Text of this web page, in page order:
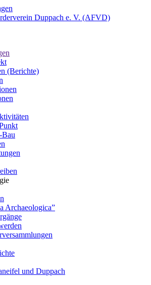
(Berichte)
Bau
Archaeologica”
und Duppach